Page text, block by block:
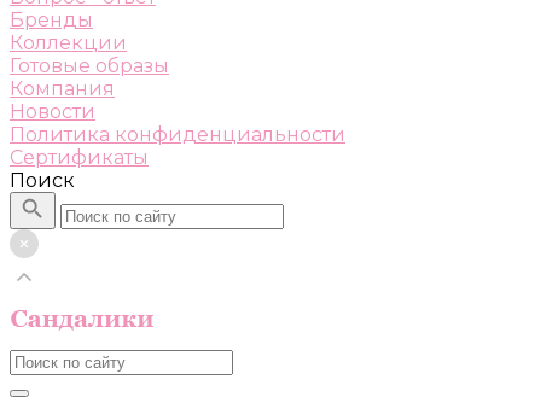
Бренды
Коллекции
Готовые образы
Компания
Новости
Политика конфиденциальности
Сертификаты
Поиск